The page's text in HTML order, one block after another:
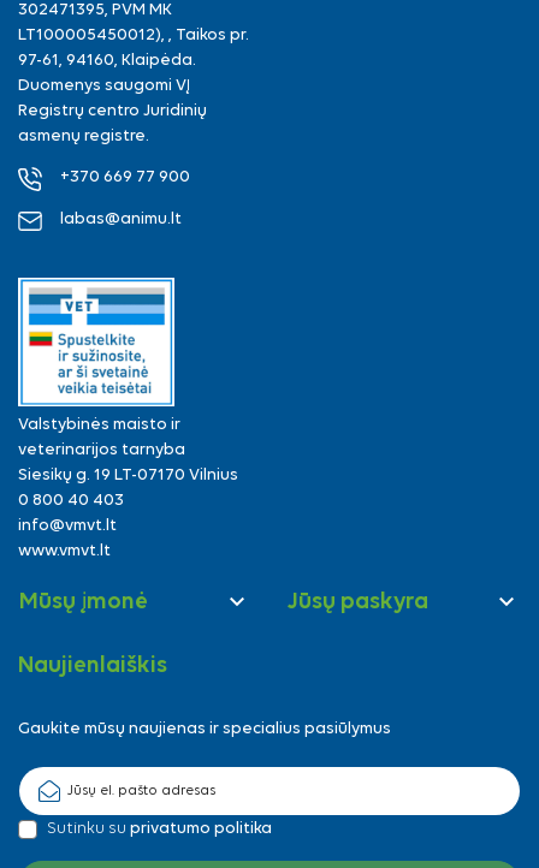
302471395, PVM MK
LT100005450012), , Taikos pr.
97-61, 94160, Klaipėda.
Duomenys saugomi VĮ
Registrų centro Juridinių
asmenų registre.
+370 669 77 900
labas@animu.lt
Valstybinės maisto ir
veterinarijos tarnyba
Siesikų g. 19 LT-07170 Vilnius
0 800 40 403
info@vmvt.lt
www.vmvt.lt
Mūsų įmonė  Jūsų paskyra 
Naujienlaiškis
Gaukite mūsų naujienas ir specialius pasiūlymus
Sutinku su privatumo politika